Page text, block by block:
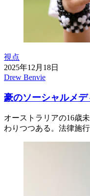
視点
2025年12月18日
Drew Benvie
豪のソーシャルメ
オーストラリアの16歳
わりつつある。法律施